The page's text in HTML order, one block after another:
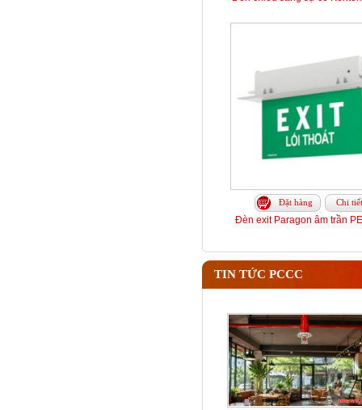
Đặt hàng Chi tiết
Đèn exit Paragon âm trần
TIN TỨC PCCC